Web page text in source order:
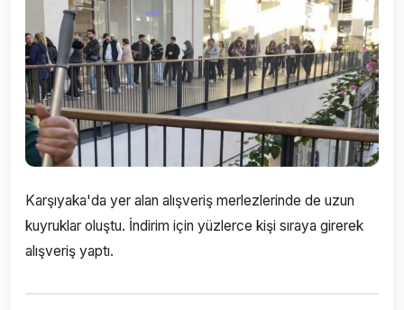
Karşıyaka'da yer alan alışveriş merlezlerinde de uzun
kuyruklar oluştu. İndirim için yüzlerce kişi sıraya girerek
alışveriş yaptı.